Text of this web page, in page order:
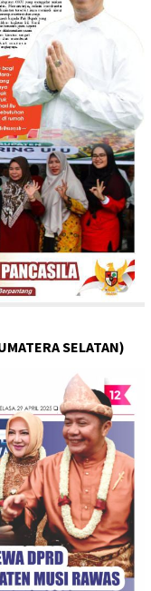
SELATAN)